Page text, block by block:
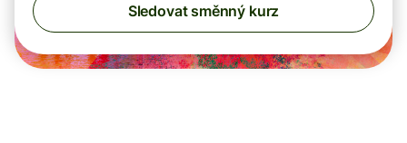
Sledovat směnný kurz